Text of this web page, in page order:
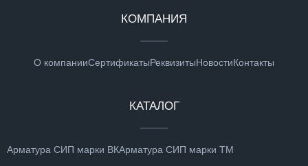
КОМПАНИЯ
О компанииСертификатыРеквизитыНовостиКонтакты
КАТАЛОГ
Арматура СИП марки ВКАрматура СИП марки ТМ